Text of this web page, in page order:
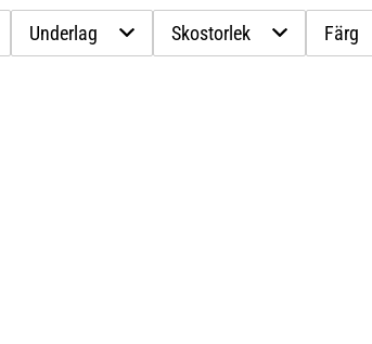
Underlag Skostorlek Färg